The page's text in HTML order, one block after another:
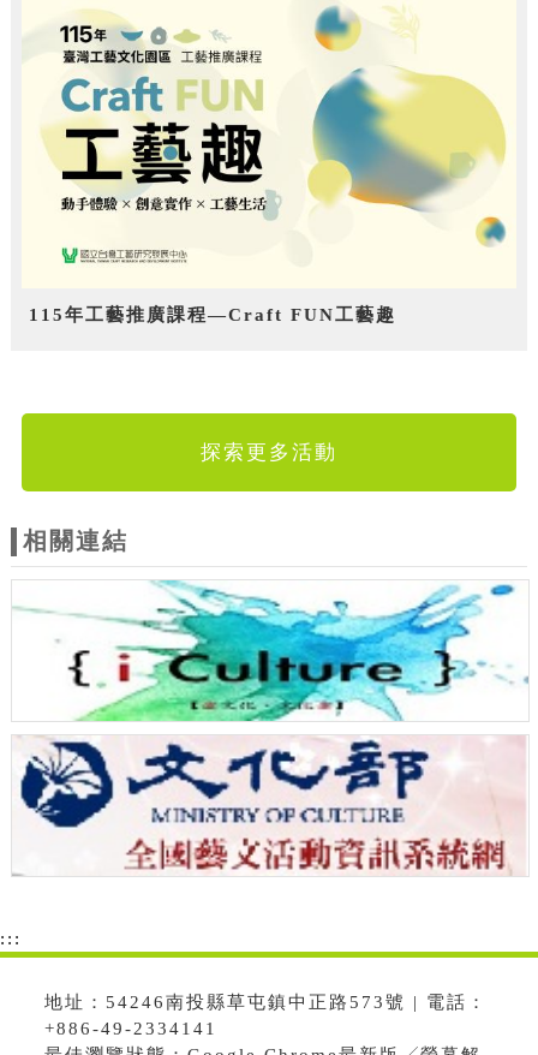
115年工藝推廣課程—Craft FUN工藝趣
探索更多活動
相關連結
:::
地址：54246南投縣草屯鎮中正路573號 | 電話：
+886-49-2334141